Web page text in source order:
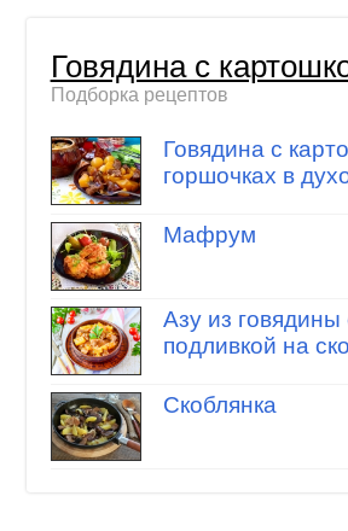
Говядина с
Подборка рецептов
Говядина с
горшочках в
Мафрум
Азу из говядины
подливкой на
Скоблянка